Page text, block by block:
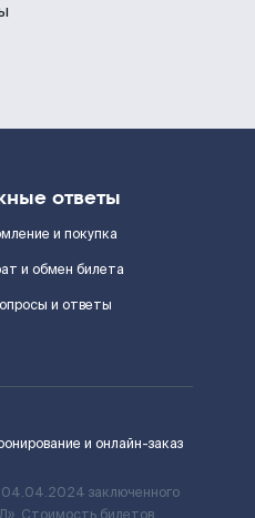
ответы
и покупка
и обмен билета
и ответы
и онлайн-заказ
заключенного